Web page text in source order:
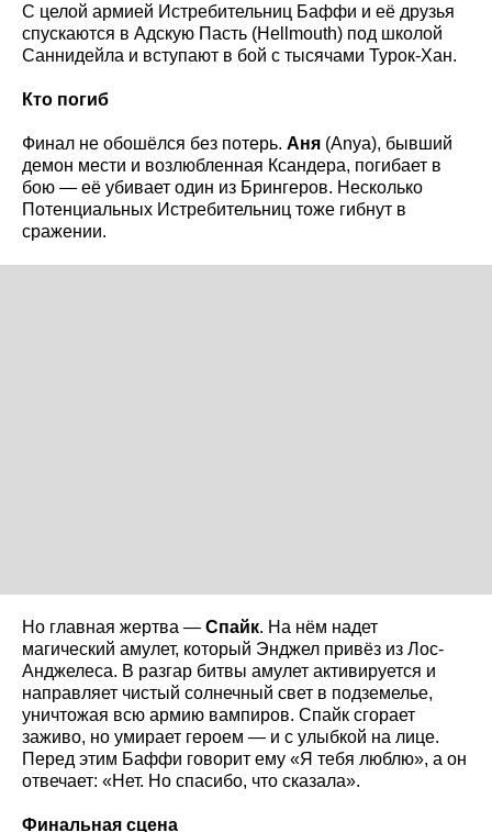
С целой армией Истребительниц Баффи и её друзья
спускаются в Адскую Пасть (Hellmouth) под школой
Саннидейла и вступают в бой с тысячами Турок-Хан.
Кто погиб
Финал не обошёлся без потерь. Аня (Anya), бывший
демон мести и возлюбленная Ксандера, погибает в
бою — её убивает один из Брингеров. Несколько
Потенциальных Истребительниц тоже гибнут в
сражении.
Но главная жертва — Спайк. На нём надет
магический амулет, который Энджел привёз из Лос-
Анджелеса. В разгар битвы амулет активируется и
направляет чистый солнечный свет в подземелье,
уничтожая всю армию вампиров. Спайк сгорает
заживо, но умирает героем — и с улыбкой на лице.
Перед этим Баффи говорит ему «Я тебя люблю», а он
отвечает: «Нет. Но спасибо, что сказала».
Финальная сцена